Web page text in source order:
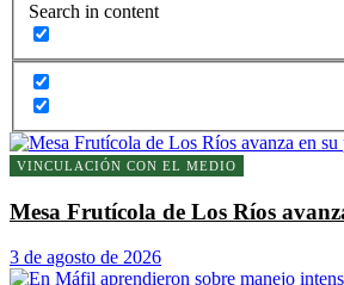
Search in content
VINCULACIÓN CON EL MEDIO
Mesa Frutícola de Los Ríos
3 de agosto de 2026